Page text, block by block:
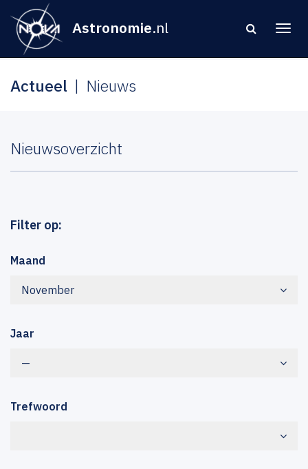
Astronomie.nl
Actueel Nieuws
Nieuwsoverzicht
Filter op:
Maand
November
Jaar
—
Trefwoord